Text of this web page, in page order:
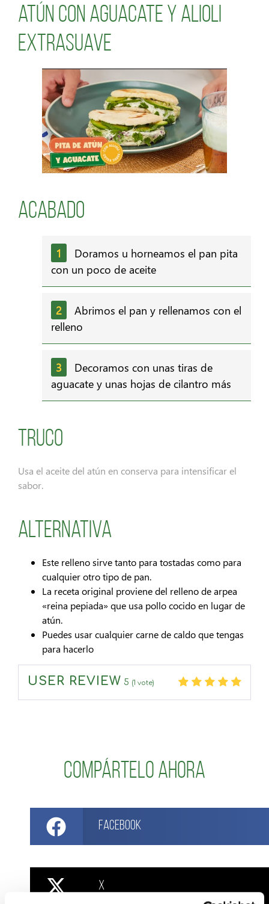
atún con aguacate y alioli
extrasuave
Acabado
Doramos u horneamos el pan pita
con un poco de aceite
Abrimos el pan y rellenamos con el
relleno
Decoramos con unas tiras de
aguacate y unas hojas de cilantro más
Truco
Usa el aceite del atún en conserva para intensificar el
sabor.
Alternativa
Este relleno sirve tanto para tostadas como para
cualquier otro tipo de pan.
La receta original proviene del relleno de arpea
«reina pepiada» que usa pollo cocido en lugar de
atún.
Puedes usar cualquier carne de caldo que tengas
para hacerlo
USER REVIEW 5 (1 vote)
Compártelo ahora
Facebook
X